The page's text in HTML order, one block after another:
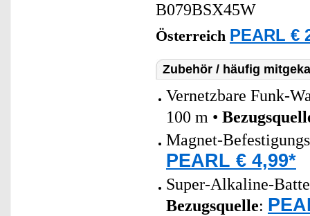
B079BSX45W
Österreich PEARL €
Zubehör / häufig
Vernetzbare Funk-
100 m •
Magnet-
PEARL € 4,99*
Super-Alkaline-
Bezugsquelle: